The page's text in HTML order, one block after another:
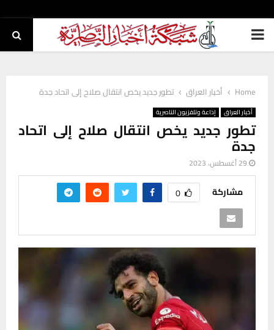
PRIMARY
Home أخبار العراق تطور جديد يخص انتقال صلاح إلى اتحاد جدة
أخبار العراق إذاعة وتلفزيون الناصرية
تطور جديد يخص انتقال صلاح إلى اتحاد
جدة
29 أغسطس، 2023
مشاركة 0